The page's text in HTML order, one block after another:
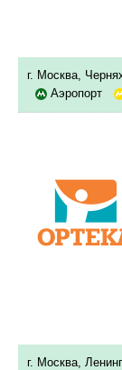
г. Москва,
Аэропорт
г. Москва,